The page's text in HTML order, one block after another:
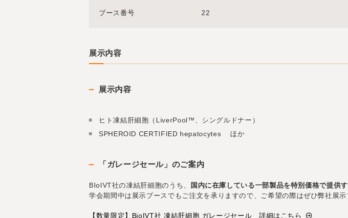
ブース番号 22
展示内容
展示内容
ヒト凍結肝細胞（LiverPool™、シングルドナー）
SPHEROID CERTIFIED hepatocytes ほか
「ガレージセール」のご案内
BIoIVT社の凍結肝細胞のうち、 国内に在庫している一部製品を特別価格で提供
学会期間中は展示ブースでもご注文を承りますので、ご希望の際はぜひ弊社展示
【数量限定】BioIVT社 凍結肝細胞 ガレージセール 詳細はこちら